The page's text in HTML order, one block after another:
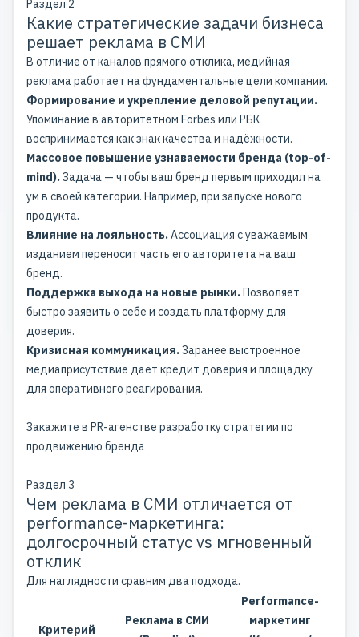
Раздел 2
Какие стратегические задачи бизнеса
решает реклама в СМИ
В отличие от каналов прямого отклика, медийная
реклама работает на фундаментальные цели компании.
Формирование и укрепление деловой репутации.
Упоминание в авторитетном Forbes или РБК
воспринимается как знак качества и надёжности.
Массовое повышение узнаваемости бренда (top-of-
mind).Задача — чтобы ваш бренд первым приходил на
ум в своей категории. Например, при запуске нового
продукта.
Влияние на лояльность.Ассоциация с уважаемым
изданием переносит часть его авторитета на ваш
бренд.
Поддержка выхода на новые рынки.Позволяет
быстро заявить о себе и создать платформу для
доверия.
Кризисная коммуникация.Заранее выстроенное
медиаприсутствие даёт кредит доверия и площадку
для оперативного реагирования.
Закажите в PR-агенстве разработку стратегии по
продвижению бренда
Раздел 3
Чем реклама в СМИ отличается от
performance-маркетинга:
долгосрочный статус vs мгновенный
отклик
Для наглядности сравним два подхода.
Критерий
Реклама в СМИ
Performance-
маркетинг